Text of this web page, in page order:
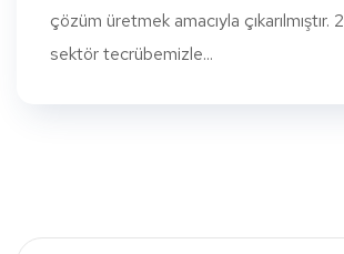
çözüm üretmek amacıyla çıkarılmıştır.
sektör tecrübemizle...